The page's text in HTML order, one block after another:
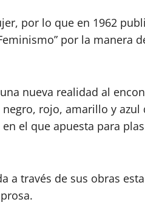
por lo que en 1962
por la manera
nueva realidad al
rojo, amarillo y
el que apuesta para
a través de sus obras